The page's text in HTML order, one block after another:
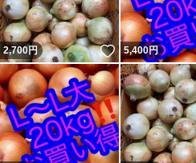
2,700円 いいね！
5,400円